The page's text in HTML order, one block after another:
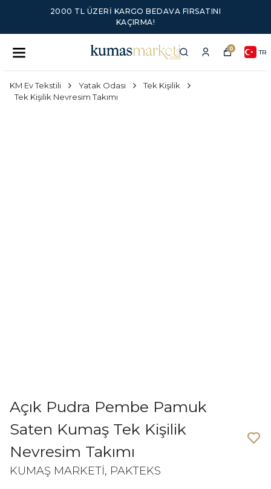
2000 TL ÜZERI KARGO BEDAVA FIRSATINI
KAÇIRMA!
0 TR
KM Ev Tekstili Yatak Odası
Tek Kişilik
Tek Kişilik Nevresim Takımı
Açık Pudra Pembe Pamuk
Saten Kumaş Tek Kişilik
Nevresim Takımı
KUMAŞ MARKETİ, PAKTEKS